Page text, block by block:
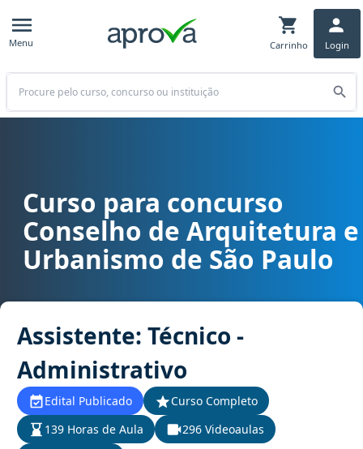
Menu Carrinho Login
Buscar
Curso para concurso CAU SP - Conselho de Arquitetura e
Curso para concurso
Conselho de Arquitetura e
Urbanismo de São Paulo
Assistente: Técnico -
Administrativo
Edital Publicado
Curso Completo
139 Horas de Aula
296 Videoaulas